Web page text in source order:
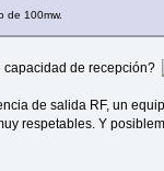
de 100mw.
capacidad de recepción?
de salida RF, un
respetables. Y